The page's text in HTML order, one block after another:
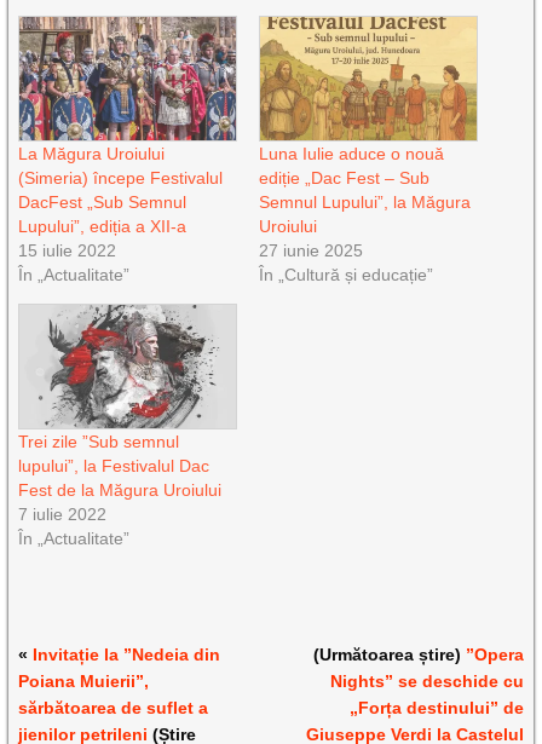
La Măgura Uroiului
(Simeria) începe Festivalul
DacFest „Sub Semnul
Lupului”, ediția a XII-a
15 iulie 2022
În „Actualitate”
Luna Iulie aduce o nouă
ediție „Dac Fest – Sub
Semnul Lupului”, la Măgura
Uroiului
27 iunie 2025
În „Cultură și educație”
Trei zile ”Sub semnul
lupului”, la Festivalul Dac
Fest de la Măgura Uroiului
7 iulie 2022
În „Actualitate”
« Invitație la ”Nedeia din
Poiana Muierii”,
sărbătoarea de suflet a
jienilor petrileni (Știre
(Următoarea știre) ”Opera
Nights” se deschide cu
„Forța destinului” de
Giuseppe Verdi la Castelul